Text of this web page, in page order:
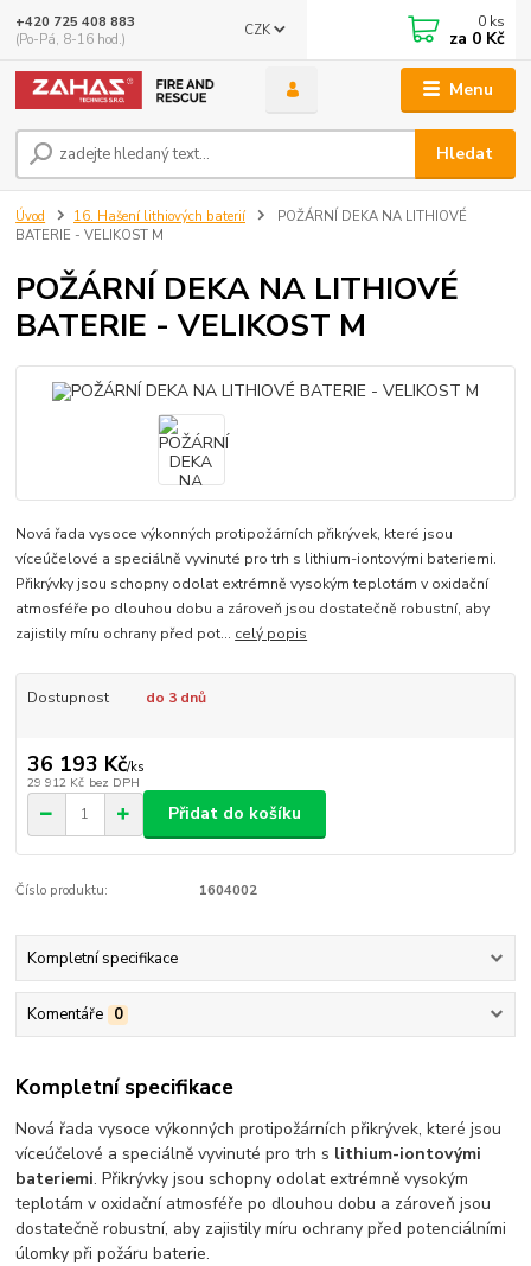
Menu
CZK
Hledat
+420 725 408 883
(Po-Pá, 8-16 hod.)
0 ks
za 0 Kč
Úvod 16. Hašení lithiových baterií
POŽÁRNÍ DEKA NA LITHIOVÉ
BATERIE - VELIKOST M
POŽÁRNÍ DEKA NA LITHIOVÉ
BATERIE - VELIKOST M
Nová řada vysoce výkonných protipožárních přikrývek, které jsou
víceúčelové a speciálně vyvinuté pro trh s lithium-iontovými bateriemi.
Přikrývky jsou schopny odolat extrémně vysokým teplotám v oxidační
atmosféře po dlouhou dobu a zároveň jsou dostatečně robustní, aby
zajistily míru ochrany před pot... celý popis
Dostupnost do 3 dnů
36 193 Kč/ks
29 912 Kč bez DPH
Přidat do košíku
Číslo produktu: 1604002
Kompletní specifikace
Komentáře 0
Kompletní specifikace
Nová řada vysoce výkonných protipožárních přikrývek, které jsou
víceúčelové a speciálně vyvinuté pro trh s lithium-iontovými
bateriemi. Přikrývky jsou schopny odolat extrémně vysokým
teplotám v oxidační atmosféře po dlouhou dobu a zároveň jsou
dostatečně robustní, aby zajistily míru ochrany před potenciálními
úlomky při požáru baterie.